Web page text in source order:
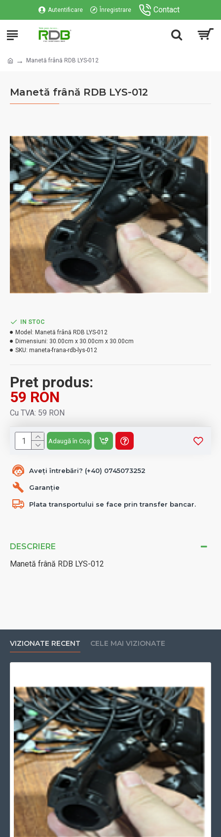
Autentificare Înregistrare Contact
Manetă frână RDB LYS-012
Manetă frână RDB LYS-012
DESCRIERE
Manetă frână RDB LYS-012
Aveți întrebări? (+40) 0745073252
Garanție
Plata transportului se face prin transfer bancar.
Pret produs:
59 RON
Cu TVA: 59 RON
IN STOC
Model: Manetă frână RDB LYS-012
Dimensiuni: 30.00cm x 30.00cm x 30.00cm
SKU: maneta-frana-rdb-lys-012
Adaugă în Coș
VIZIONATE RECENT CELE MAI VIZIONATE